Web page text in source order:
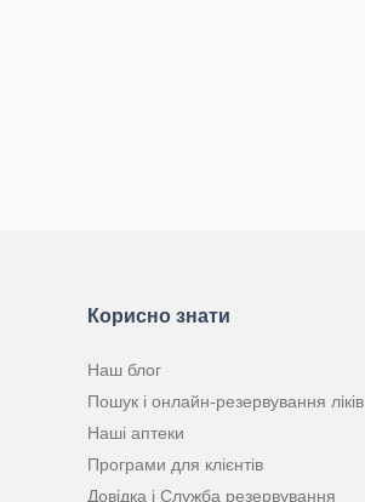
Корисно знати
Наш блог
Пошук і онлайн-резервування ліків
Наші аптеки
Програми для клієнтів
Довідка і Служба резервування